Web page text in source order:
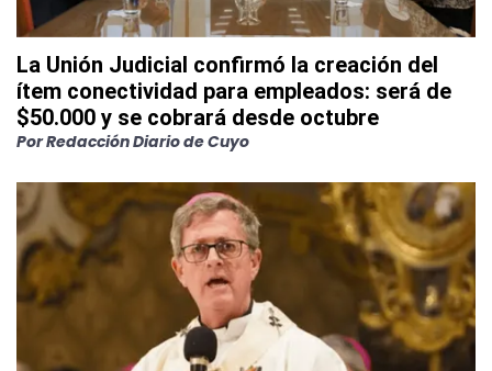
La Unión Judicial confirmó la creación del
ítem conectividad para empleados: será de
$50.000 y se cobrará desde octubre
PorRedacción Diario de Cuyo